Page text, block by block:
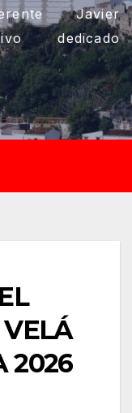
Javier
dedicado
2026